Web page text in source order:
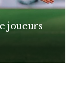
joueurs